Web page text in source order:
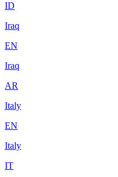
ID
Iraq
EN
Iraq
AR
Italy
EN
Italy
IT